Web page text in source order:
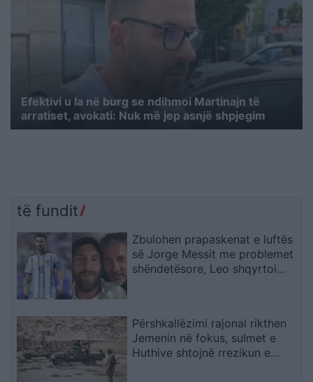
Efektivi u la në burg se ndihmoi Martinajn të
arratiset, avokati: Nuk më jep asnjë shpjegim
të fundit
Zbulohen prapaskenat e luftës
së Jorge Messit me problemet
shëndetësore, Leo shqyrtoi
Përshkallëzimi rajonal rikthen
Jemenin në fokus, sulmet e
Huthive shtojnë rrezikun e